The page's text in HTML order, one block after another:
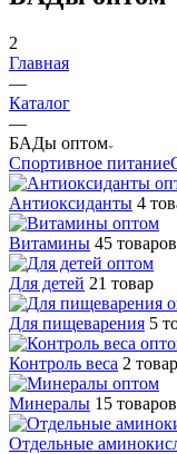
2
Главная
—
Каталог
—
БАДы оптом
Спортивное питание
Антиоксиданты 4
Витамины 45 товаров
Для детей 21 товар
Для пищеварения 5
Контроль веса 2
Минералы 15 товаров
Отдельные